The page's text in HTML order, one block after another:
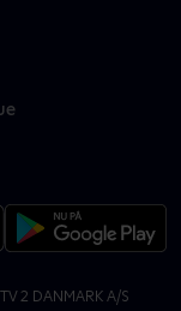
TV 2 DANMARK A/S